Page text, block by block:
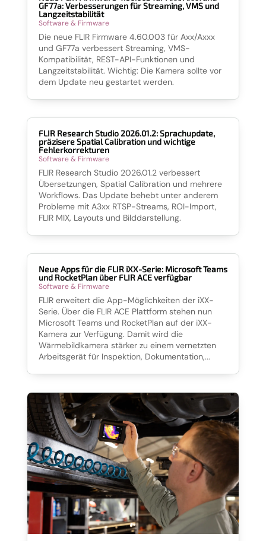
GF77a: Verbesserungen für Streaming, VMS und
Langzeitstabilität
Software & Firmware
Die neue FLIR Firmware 4.60.003 für Axx/Axxx
und GF77a verbessert Streaming, VMS-
Kompatibilität, REST-API-Funktionen und
Langzeitstabilität. Wichtig: Die Kamera sollte vor
dem Update neu gestartet werden.
FLIR Research Studio 2026.01.2: Sprachupdate,
präzisere Spatial Calibration und wichtige
Fehlerkorrekturen
Software & Firmware
FLIR Research Studio 2026.01.2 verbessert
Übersetzungen, Spatial Calibration und mehrere
Workflows. Das Update behebt unter anderem
Probleme mit A3xx RTSP-Streams, ROI-Import,
FLIR MIX, Layouts und Bilddarstellung.
Neue Apps für die FLIR iXX-Serie: Microsoft Teams
und RocketPlan über FLIR ACE verfügbar
Software & Firmware
FLIR erweitert die App-Möglichkeiten der iXX-
Serie. Über die FLIR ACE Plattform stehen nun
Microsoft Teams und RocketPlan auf der iXX-
Kamera zur Verfügung. Damit wird die
Wärmebildkamera stärker zu einem vernetzten
Arbeitsgerät für Inspektion, Dokumentation,...